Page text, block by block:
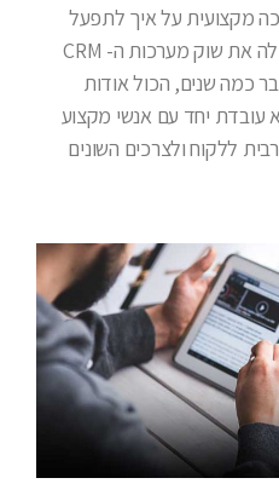
מקצועית על איך לתפעל
מובילה את שוק מערכות ה- CRM
כמה שנים, הכול אודות
עובדת יחד עם אנשי מקצוע
ללקוח ולצרכים השונים